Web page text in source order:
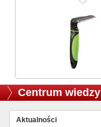
Centrum wiedzy
Aktualności